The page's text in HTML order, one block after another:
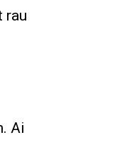
rau
Ai